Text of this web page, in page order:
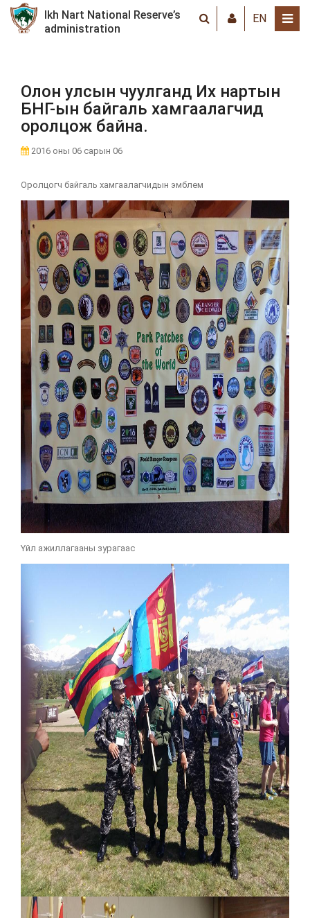
Ikh Nart National Reserve’s
administration
EN
Олон улсын чуулганд Их нартын
БНГ-ын байгаль хамгаалагчид
оролцож байна.
2016 оны 06 сарын 06
Оролцогч байгаль хамгаалагчидын эмблем
Үйл ажиллагааны зурагаас